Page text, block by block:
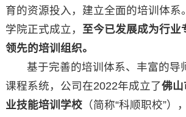
育的资源投入，建立全面的培训体系
学院正式成立， 至今已发展成为行业
领先的培训组织。
基于完善的培训体系、丰富的导
课程系统，公司在2022年成立了佛山
业技能培训学校（简称“科顺职校”）